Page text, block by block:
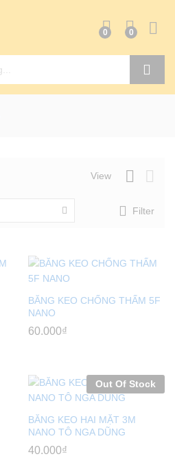
0 0
View
Filter
BĂNG KEO CHỐNG THẤM 5F
NANO
60.000₫
Out Of Stock
BĂNG KEO HAI MẶT 3M
NANO TÔ NGA DŨNG
40.000₫